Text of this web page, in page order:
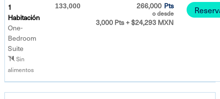
1
Habitación
One-
Bedroom
Suite
Sin
alimentos
133,000 266,000 Pts
o desde
3,000 Pts + $24,293 MXN